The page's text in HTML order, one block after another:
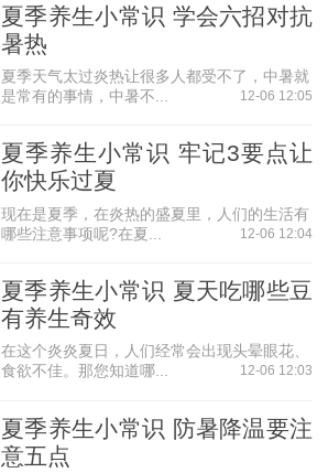
夏季养生小常识 学会六招对抗
暑热
夏季天气太过炎热让很多人都受不了，中暑就
是常有的事情，中暑不...
12-06 12:05
夏季养生小常识 牢记3要点让
你快乐过夏
现在是夏季，在炎热的盛夏里，人们的生活有
哪些注意事项呢?在夏...
12-06 12:04
夏季养生小常识 夏天吃哪些豆
有养生奇效
在这个炎炎夏日，人们经常会出现头晕眼花、
食欲不佳。那您知道哪...
12-06 12:03
夏季养生小常识 防暑降温要注
意五点